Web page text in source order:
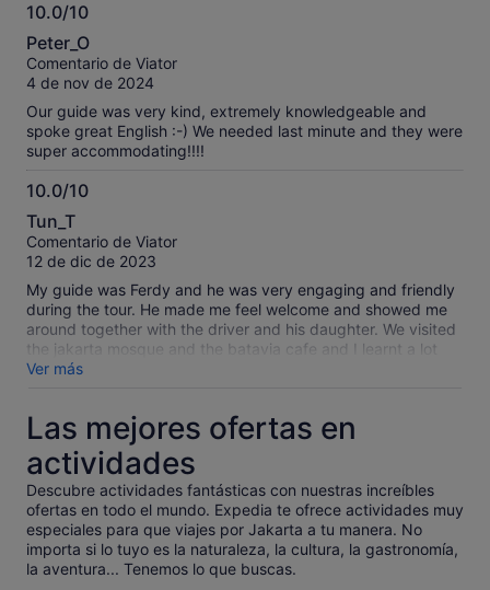
10.0/10
10.0
sobre
10
Peter_O
Comentario de Viator
4 de nov de 2024
Our guide was very kind, extremely knowledgeable and
spoke great English :-) We needed last minute and they were
super accommodating!!!!
10.0/10
10.0
sobre
10
Tun_T
Comentario de Viator
12 de dic de 2023
My guide was Ferdy and he was very engaging and friendly
during the tour. He made me feel welcome and showed me
around together with the driver and his daughter. We visited
the jakarta mosque and the batavia cafe and I learnt a lot
about the history of Jakarta. Would recommend him to any
Ver más
Las mejores ofertas en
actividades
Descubre actividades fantásticas con nuestras increíbles
ofertas en todo el mundo. Expedia te ofrece actividades muy
especiales para que viajes por Jakarta a tu manera. No
importa si lo tuyo es la naturaleza, la cultura, la gastronomía,
la aventura... Tenemos lo que buscas.